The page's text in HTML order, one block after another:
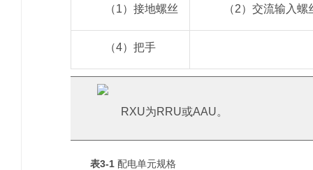
（1）接地螺丝 （2）交流输入螺
（4）把手
RXU为RRU或AAU。
表3-1 配电单元规格